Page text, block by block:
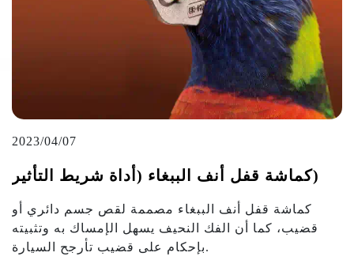
2023/04/07
كماشة قفل أنف الببغاء (أداة شريط التأثير)
كماشة قفل أنف الببغاء مصممة لقص جسم دائري أو
قضيب، كما أن الفك النحيف يسهل الإمساك به وتثبيته
بإحكام على قضيب تأرجح السيارة.